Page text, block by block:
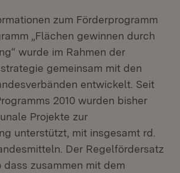
zum Förderprogramm
„Flächen gewinnen durch
wurde im Rahmen der
gemeinsam mit den
entwickelt. Seit
2010 wurden bisher
Projekte zur
unterstützt, mit insgesamt rd.
Der Regelfördersatz
dass zusammen mit dem